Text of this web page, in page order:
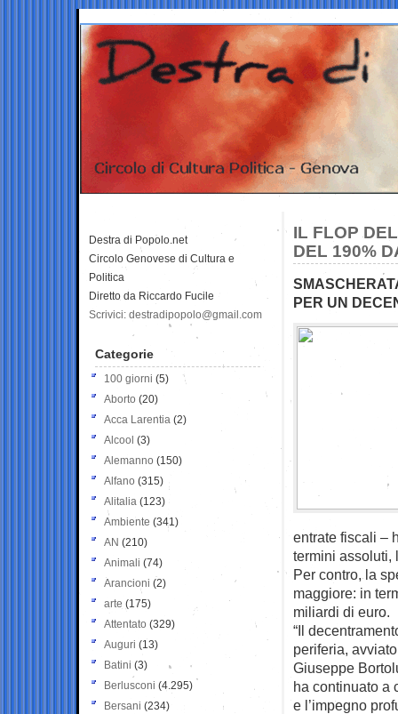
IL FLOP
DEL 190%
PER UN
entrate fiscali –
termini assoluti,
Per contro, la
maggiore: in
miliardi di euro.
“Il
periferia,
Giuseppe
ha continuato a
e l’impegno
Destra di Popolo.net
Circolo Genovese di Cultura e
Politica
Diretto da Riccardo Fucile
Scrivici: destradipopolo@gmail.com
Categorie
100 giorni (5)
Aborto (20)
Acca Larentia (2)
Alcool (3)
Alemanno (150)
Alfano (315)
Alitalia (123)
Ambiente (341)
AN (210)
Animali (74)
Arancioni (2)
arte (175)
Attentato (329)
Auguri (13)
Batini (3)
Berlusconi (4.295)
Bersani (234)